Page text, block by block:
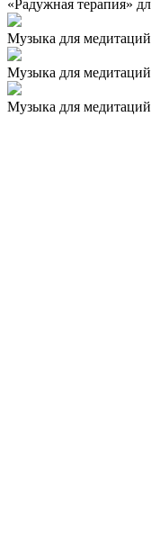
«Радужная терапия»
Музыка для
Музыка для
Музыка для